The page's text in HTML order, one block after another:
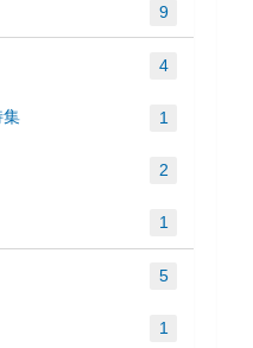
9
4
集 1
2
1
5
1